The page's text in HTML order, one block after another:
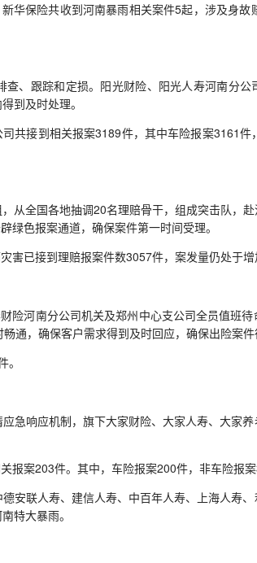
保险共收到河南暴雨相关案件5起，涉及身故
、跟踪和定损。阳光财险、阳光人寿河南分公
到及时处理。
接到相关报案3189件，其中车险报案3161件
全国各地抽调20名理赔骨干，组成突击队，赴
绿色报案通道，确保案件第一时间受理。
已接到理赔报案件数3057件，案发量仍处于增
河南分公司机关及郑州中心支公司全员值班待
通，确保客户需求得到及时回应，确保出险案件
响应机制，旗下大家财险、大家人寿、大家养
案203件。其中，车险报案200件，非车险报案
联人寿、建信人寿、中百年人寿、上海人寿、
特大暴雨。